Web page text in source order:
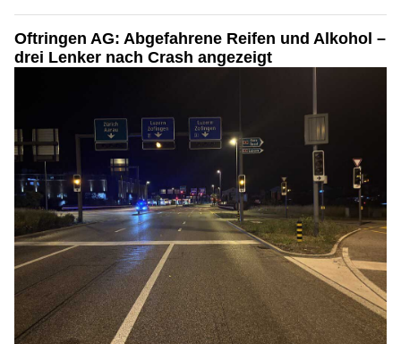
Oftringen AG: Abgefahrene Reifen und Alkohol –
drei Lenker nach Crash angezeigt